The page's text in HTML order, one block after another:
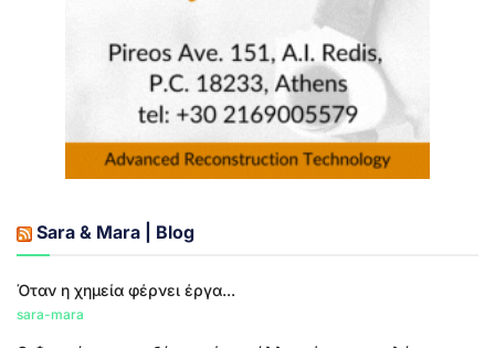
Sara & Mara | Blog
Όταν η χημεία φέρνει έργα...
sara-mara